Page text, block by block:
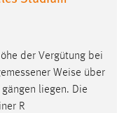
der Vergütung bei
Weise über
liegen. Die
R